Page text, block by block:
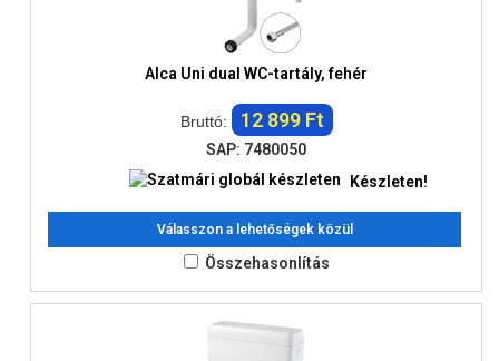
Alca Uni dual WC-tartály, fehér
Bruttó: 12 899 Ft
SAP: 7480050
Készleten!
Válasszon a lehetőségek közül
Összehasonlítás